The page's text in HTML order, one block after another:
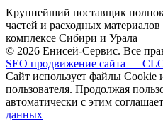
Крупнейший поставщик
частей и расходных
комплексе Сибири и Урала
© 2026 Енисей-Сервис. Все
SEO продвижение сайта —
Сайт использует файлы Cookie
пользователя. Продолжая
автоматически с этим
данных